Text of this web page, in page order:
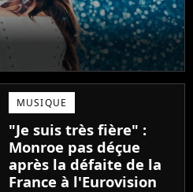
MUSIQUE
"Je suis très fière" :
Monroe pas déçue
après la défaite de la
France à l'Eurovision